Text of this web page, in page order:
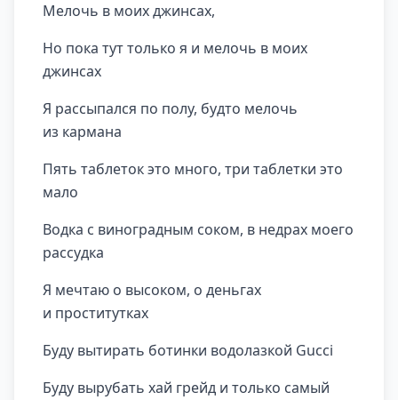
Мелочь в моих джинсах,
Но пока тут только я и мелочь в моих
джинсах
Я рассыпался по полу, будто мелочь
из кармана
Пять таблеток это много, три таблетки это
мало
Водка с виноградным соком, в недрах моего
рассудка
Я мечтаю о высоком, о деньгах
и проститутках
Буду вытирать ботинки водолазкой Gucci
Буду вырубать хай грейд и только самый